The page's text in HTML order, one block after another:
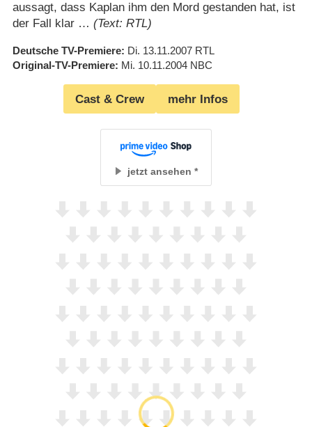
aussagt, dass Kaplan ihm den Mord gestanden hat, ist
der Fall klar … (Text: RTL)
Deutsche TV-Premiere Di. 13.11.2007 RTL
Original-TV-Premiere Mi. 10.11.2004 NBC
Cast & Crew mehr Infos
jetzt ansehen